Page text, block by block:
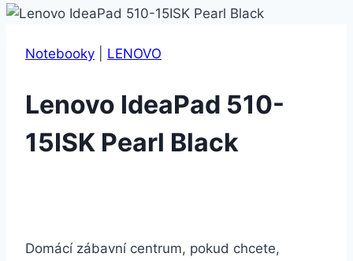
Notebooky LENOVO
Lenovo IdeaPad 510-
15ISK Pearl Black
Domácí zábavní centrum, pokud chcete,